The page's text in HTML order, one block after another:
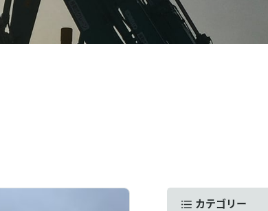
カテゴリー